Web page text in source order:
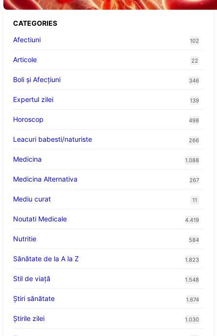
CATEGORIES
Afectiuni
102
Articole 22
Boli și Afecțiuni 346
Expertul zilei 139
Horoscop 498
Leacuri babesti/naturiste 266
Medicina 1.088
Medicina Alternativa 267
Mediu curat 11
Noutati Medicale 4.419
Nutritie 584
Sănătate de la A la Z 1.823
Stil de viaţă 1.548
Ştiri sănătate 1.674
Știrile zilei 1.030